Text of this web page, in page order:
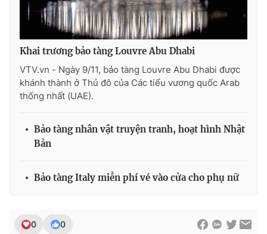
THỜI BÁO VTV
Cơ quan chủ quản:
Giấy phép hoạt động báo in và báo điện tử số 483/GP-BTTTT
Phó Tổng Biên tập:
Nguyễn Thị Mỹ Hạnh, Phạm Quốc Thắng,
Khai trương bảo tàng Louvre Abu Dhabi
VTV.vn - Ngày 9/11, bảo tàng Louvre Abu Dhabi được
khánh thành ở Thủ đô của Các tiểu vương quốc Arab
thống nhất (UAE).
Bảo tàng nhân vật truyện tranh, hoạt hình Nhật
Bản
Bảo tàng Italy miễn phí vé vào cửa cho phụ nữ
0 0